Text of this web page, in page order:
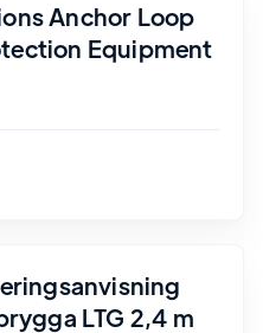
Anchor Loop
Equipment
LTG 2,4 m